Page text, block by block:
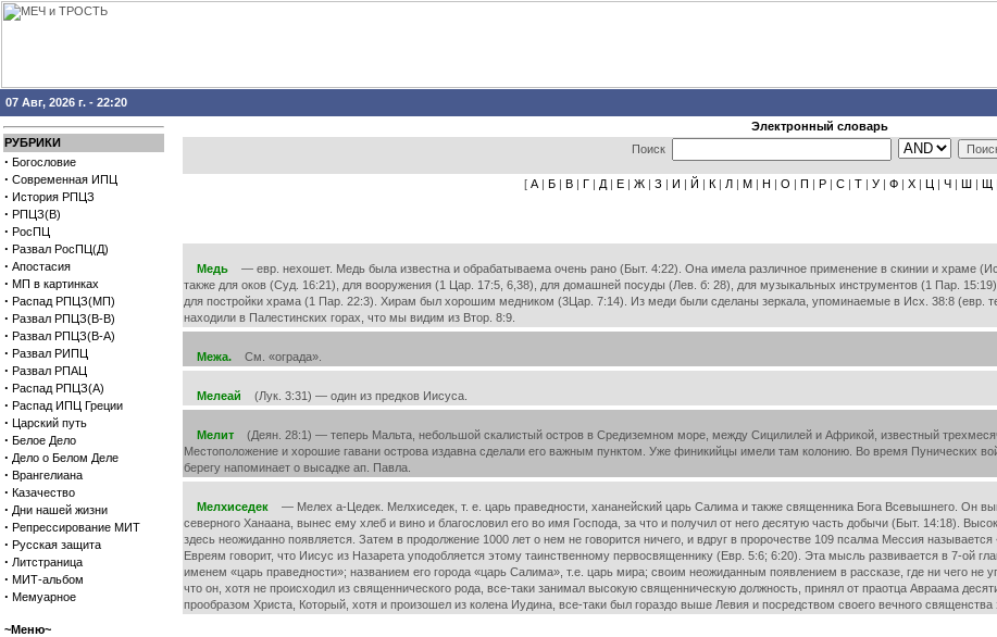
07 Авг, 2026 г. - 22:20
РУБРИКИ
· Богословие
· Современная ИПЦ
· История РПЦЗ
· РПЦЗ(В)
· РосПЦ
· Развал РосПЦ(Д)
· Апостасия
· МП в картинках
· Распад РПЦЗ(МП)
· Развал РПЦЗ(В-В)
· Развал РПЦЗ(В-А)
· Развал РИПЦ
· Развал РПАЦ
· Распад РПЦЗ(А)
· Распад ИПЦ Греции
· Царский путь
· Белое Дело
· Дело о Белом Деле
· Врангелиана
· Казачество
· Дни нашей жизни
· Репрессирование МИТ
· Русская защита
· Литстраница
· МИТ-альбом
· Мемуарное
~Меню~
Электронный словарь
Поиск
[ А | Б | В | Г | Д | Е | Ж | З | И | Й | К | Л | М | Н | О | П | Р | С | Т | У | Ф | Х | Ц | Ч | Ш | Щ
Медь — евр. нехошет. Медь была известна и обрабатываема очень рано (Быт. 4:22). Она имела различное применение в скинии и храме
также для оков (Суд. 16:21), для вооружения (1 Цар. 17:5, 6,38), для домашней посуды (Лев. б: 28), для музыкальных инструментов (1 Пар.
для постройки храма (1 Пар. 22:3). Хирам был хорошим медником (3Цар. 7:14). Из меди были сделаны зеркала, упоминаемые в Исх. 38:8 (евр.
находили в Палестинских горах, что мы видим из Втор. 8:9.
Межа. См. «ограда».
Мелеай (Лук. 3:31) — один из предков Иисуса.
Мелит (Деян. 28:1) — теперь Мальта, небольшой скалистый остров в Средиземном море, между Сицилилей и Африкой, известный
Местоположение и хорошие гавани острова издавна сделали его важным пунктом. Уже финикийцы имели там колонию. Во время Пунических
берегу напоминает о высадке ап. Павла.
Мелхиседек — Мелех а-Цедек. Мелхиседек, т. е. царь праведности, хананейский царь Салима и также священника Бога Всевышнего. Он
северного Ханаана, вынес ему хлеб и вино и благословил его во имя Господа, за что и получил от него десятую часть добычи (Быт. 14:18).
здесь неожиданно появляется. Затем в продолжение 1000 лет о нем не говорится ничего, и вдруг в пророчестве 109 псалма Мессия
Евреям говорит, что Иисус из Назарета уподобляется этому таинственному первосвященнику (Евр. 5:6; 6:20). Эта мысль развивается в 7-ой
именем «царь праведности»; названием его города «царь Салима», т.е. царь мира; своим неожиданным появлением в рассказе, где ни чего не
что он, хотя не происходил из священнического рода, все-таки занимал высокую священническую должность, принял от праотца Авраама
прообразом Христа, Который, хотя и произошел из колена Иудина, все-таки был гораздо выше Левия и посредством своего вечного священства